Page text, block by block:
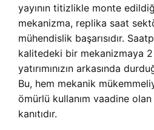
yayının titizlikle monte
mekanizma, replika saat
mühendislik başarısıdır.
kalitedeki bir mekanizmaya
yatırımınızın arkasında
Bu, hem mekanik
ömürlü kullanım vaadine olan
kanıtıdır.